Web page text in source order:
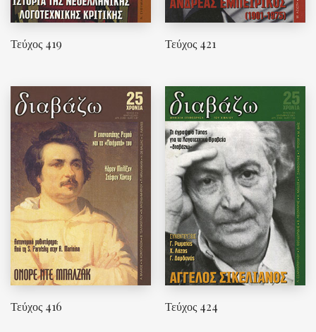
Τεύχος 419 Τεύχος 421
Τεύχος 416 Τεύχος 424